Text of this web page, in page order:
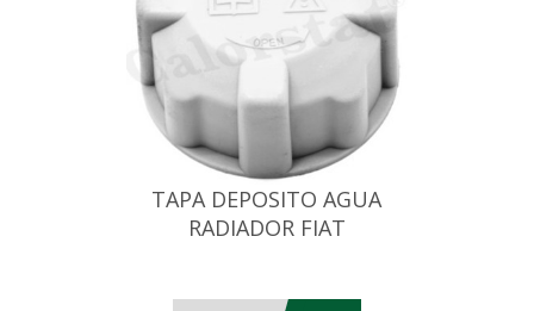
TAPA DEPOSITO AGUA
RADIADOR FIAT